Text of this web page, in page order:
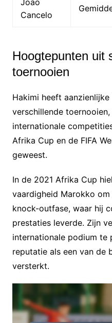
Cancelo
Hoogtepunten uit
toernooien
Hakimi heeft
verschillende
internationale
Afrika Cup en de FIFA
geweest.
In de 2021 Afrika Cup
vaardigheid Marokko
knock-outfase, waar hij
prestaties leverde. Zijn
internationale podium te
reputatie als een van de
versterkt.